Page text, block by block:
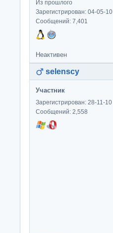
Из прошлого
Зарегистрирован: 04-05-10
Сообщений: 7,401
Неактивен
selenscy
Участник
Зарегистрирован: 28-11-10
Сообщений: 2,558